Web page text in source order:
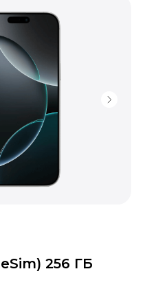
256 ГБ
42